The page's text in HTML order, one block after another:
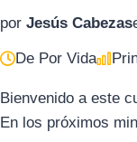
por Jesús Cabezas
De Por Vida
Bienvenido a este
En los próximos